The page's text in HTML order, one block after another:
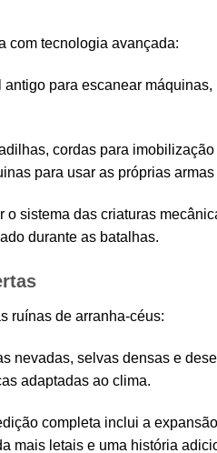
com tecnologia avançada:
para escanear
cordas para
para usar as próprias
o sistema das criaturas
durante as batalhas.
ruínas de arranha-céus:
nevadas, selvas densas e
adaptadas ao clima.
completa inclui a
mais letais e uma história